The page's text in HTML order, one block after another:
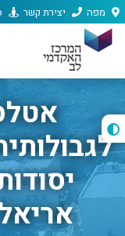
מפה יצירת קשר